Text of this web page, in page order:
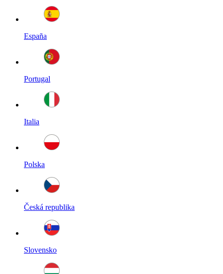
España
Portugal
Italia
Polska
Česká republika
Slovensko